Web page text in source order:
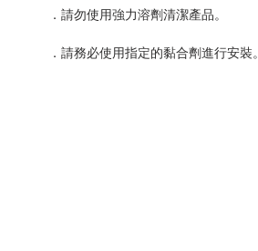
． 請勿使用強力溶劑清潔產品。
． 請務必使用指定的黏合劑進行安裝。